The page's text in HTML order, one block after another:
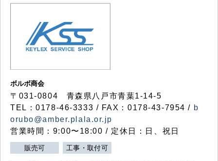
ボルボ商会
〒031-0804 青森県八戸市青葉1-14-5
TEL：0178-46-3333 / FAX：0178-43-7954 / b
orubo@amber.plala.or.jp
営業時間：9:00〜18:00 / 定休日：日、祝日
販売可 工事・取付可